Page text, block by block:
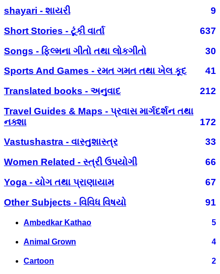
shayari - શાયરી
9
Short Stories - ટૂંકી વાર્તા
637
Songs - ફિલ્મના ગીતો તથા લોકગીતો
30
Sports And Games - રમત ગમત તથા ખેલ કૂદ
41
Translated books - અનુવાદ
212
Travel Guides & Maps - પ્રવાસ માર્ગદર્શન તથા
નક્શા
172
Vastushastra - વાસ્તુશાસ્ત્ર
33
Women Related - સ્ત્રી ઉપયોગી
66
Yoga - યોગ તથા પ્રાણાયામ
67
Other Subjects - વિવિધ વિષયો
91
Ambedkar Kathao 5
Animal Grown 4
Cartoon 2